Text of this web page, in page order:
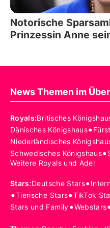
Notorische
Prinzessin Anne
News Themen im
Royals:Britisches
Dänisches Königshaus•
Niederländisches
Schwedisches Königshaus•
Weitere Royals und Adel
Stars:Deutsche Stars•
•Tierische Stars•TikTok
Stars und Family•Webstars